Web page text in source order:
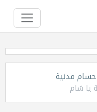
حسام مدنية
يا شام